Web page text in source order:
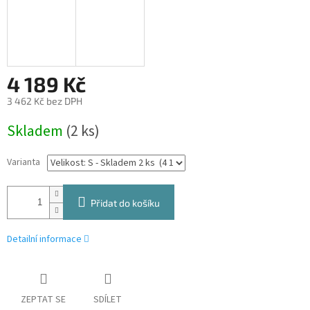
4 189 Kč
3 462 Kč bez DPH
cena:
Skladem (2 ks)
Varianta
Přidat do košíku
Detailní informace
ZEPTAT SE SDÍLET